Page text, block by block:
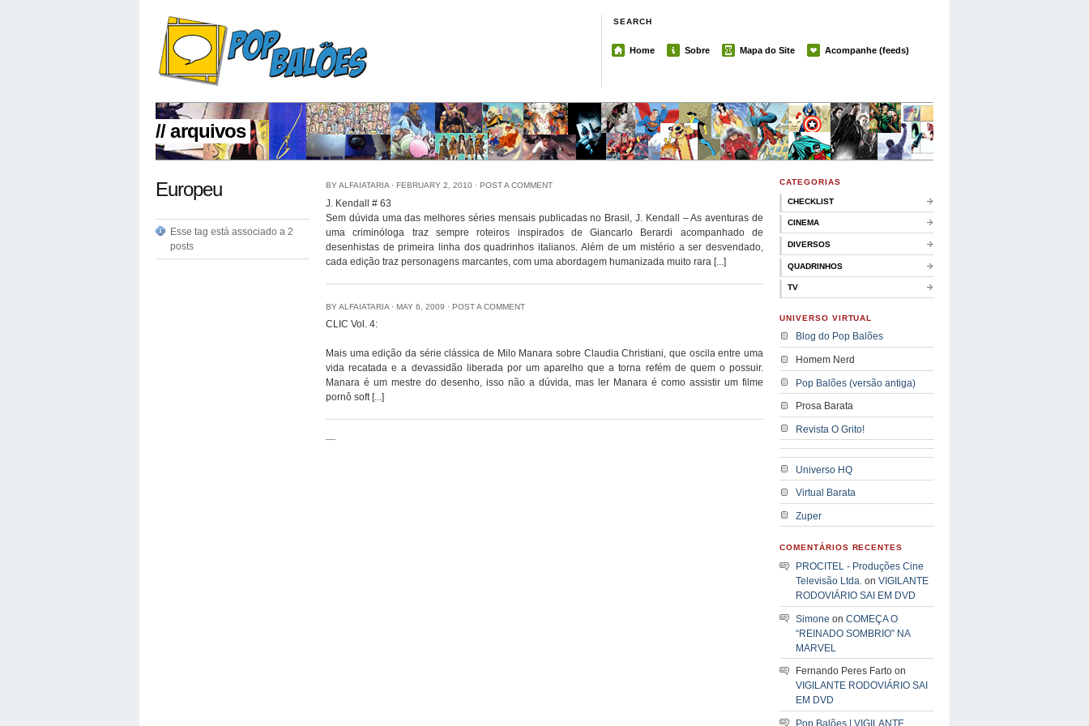
SEARCH
Home Sobre Mapa do Site Acompanhe (feeds)
// arquivos
Europeu
Esse tag está associado a 2
posts
BY ALFAIATARIA ⋅ FEBRUARY 2, 2010 ⋅ POST A COMMENT
J. Kendall # 63
Sem dúvida uma das melhores séries mensais publicadas no Brasil, J. Kendall – As aventuras de
uma criminóloga traz sempre roteiros inspirados de Giancarlo Berardi acompanhado de
desenhistas de primeira linha dos quadrinhos italianos. Além de um mistério a ser desvendado,
cada edição traz personagens marcantes, com uma abordagem humanizada muito rara [...]
BY ALFAIATARIA ⋅ MAY 6, 2009 ⋅ POST A COMMENT
CLIC Vol. 4:
Mais uma edição da série clássica de Milo Manara sobre Claudia Christiani, que oscila entre uma
vida recatada e a devassidão liberada por um aparelho que a torna refém de quem o possuir.
Manara é um mestre do desenho, isso não a dúvida, mas ler Manara é como assistir um filme
pornô soft [...]
—
CATEGORIAS
CHECKLIST
CINEMA
DIVERSOS
QUADRINHOS
TV
UNIVERSO VIRTUAL
Blog do Pop Balões
Homem Nerd
Pop Balões (versão antiga)
Prosa Barata
Revista O Grito!
Universo HQ
Virtual Barata
Zuper
COMENTÁRIOS RECENTES
PROCITEL - Produções Cine
Televisão Ltda. on VIGILANTE
RODOVIÁRIO SAI EM DVD
Simone on COMEÇA O
“REINADO SOMBRIO” NA
MARVEL
Fernando Peres Farto on
VIGILANTE RODOVIÁRIO SAI
EM DVD
Pop Balões | VIGILANTE